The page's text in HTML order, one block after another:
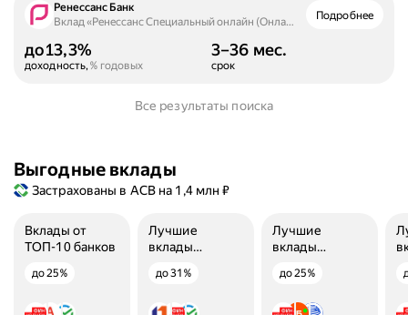
Ренессанс Банк
Вклад «Ренессанс Специальный онлайн (Онлайн)»
Подробнее
до13,3%
доходность,% годовых
3–36 мес.
срок
Все результаты поиска
Выгодные вклады
Застрахованы в АСВ на 1,4 млн ₽
Вклады от
ТОП-10 банков
до 25%
Лучшие
вклады
до 31%
Лучшие
вклады
до 25%